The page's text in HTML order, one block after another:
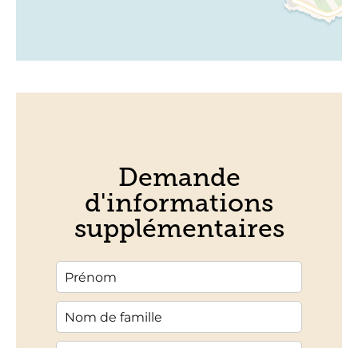
Demande
d'informations
supplémentaires